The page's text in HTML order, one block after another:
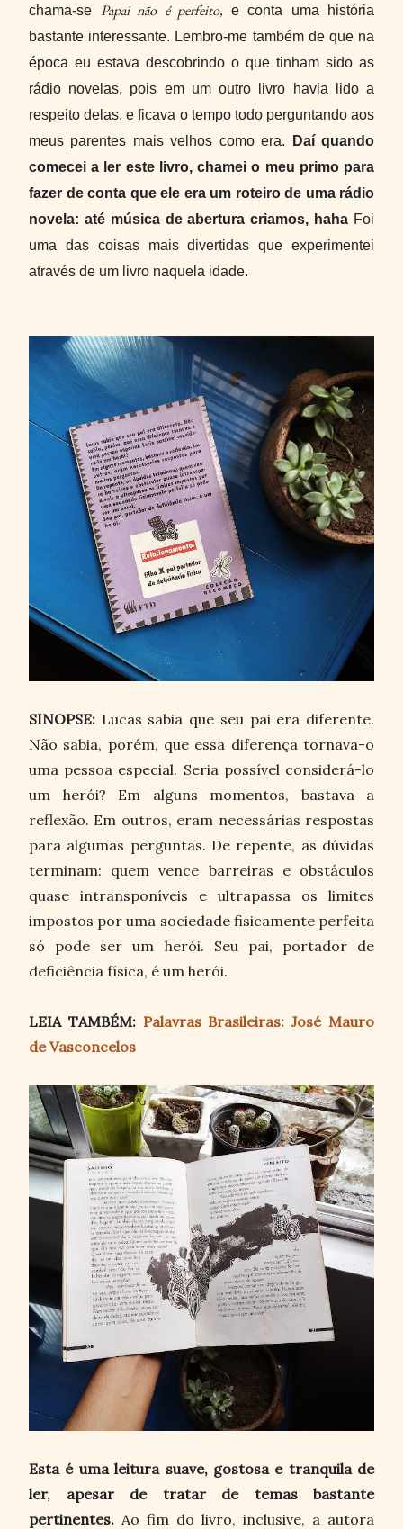
chama-se Papai não é perfeito, e conta uma história
bastante interessante. Lembro-me também de que na
época eu estava descobrindo o que tinham sido as
rádio novelas, pois em um outro livro havia lido a
respeito delas, e ficava o tempo todo perguntando aos
meus parentes mais velhos como era.
Daí quando
comecei a ler este livro, chamei o meu primo para
fazer de conta que ele era um roteiro de uma rádio
novela: até música de abertura criamos, haha Foi
uma das coisas mais divertidas que experimentei
através de um livro naquela idade.
SINOPSE: Lucas sabia que seu pai era diferente.
Não sabia, porém, que essa diferença tornava-o
uma pessoa especial. Seria possível considerá-lo
um herói? Em alguns momentos, bastava a
reflexão. Em outros, eram necessárias respostas
para algumas perguntas. De repente, as dúvidas
terminam: quem vence barreiras e obstáculos
quase intransponíveis e ultrapassa os limites
impostos por uma sociedade fisicamente perfeita
só pode ser um herói. Seu pai, portador de
deficiência física, é um herói.
LEIA TAMBÉM: Palavras Brasileiras: José Mauro
de Vasconcelos
Esta é uma leitura suave, gostosa e tranquila de
ler, apesar de tratar de temas bastante
pertinentes. Ao fim do livro, inclusive, a autora